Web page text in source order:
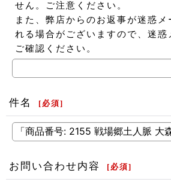
せん。ご注意ください。
また、弊店からのお返事が迷惑メ
れる場合がございますので、迷惑
ご確認ください。
件名 [ 必須]
お問い合わせ内容 [ 必須]